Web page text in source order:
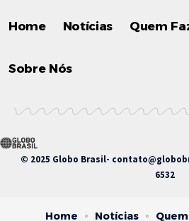
Home Notícias Quem
Sobre Nós
© 2025 Globo Brasil-
6532
Home Notícias